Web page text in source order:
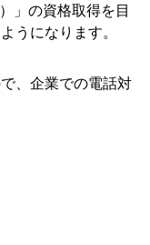
」の資格取得を目
うになります。
、企業での電話対